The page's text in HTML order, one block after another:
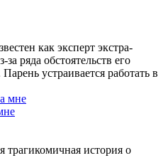
как эксперт экстра-
ряда обстоятельств его
устраивается работать в
трагикомичная история о